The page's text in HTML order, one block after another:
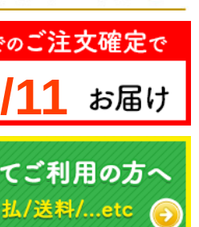
/11